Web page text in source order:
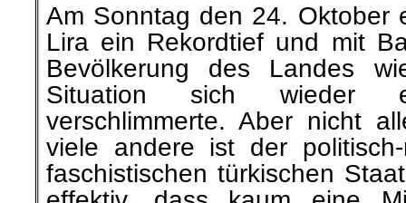
Am Sonntag den 24. Oktober
Lira ein Rekordtief und mit
Bevölkerung des Landes
Situation sich wieder
verschlimmerte. Aber nicht
viele andere ist der
faschistischen türkischen